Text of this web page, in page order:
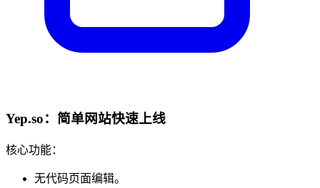
Yep.so：简单网站快速上线
核心功能：
无代码页面编辑。